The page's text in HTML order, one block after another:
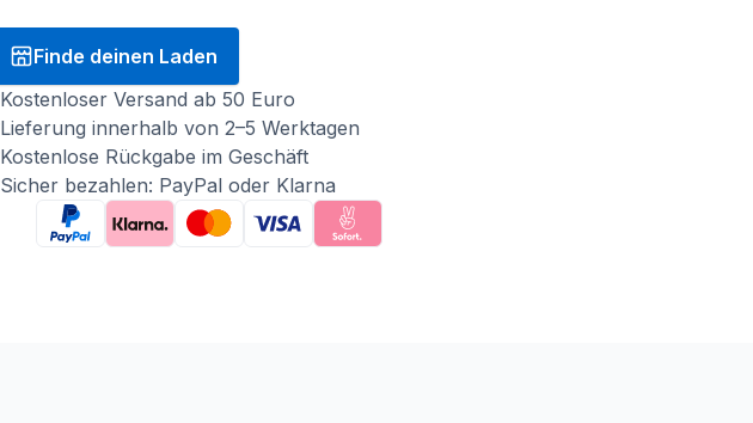
Finde deinen Laden
Kostenloser Versand ab 50 Euro
Lieferung innerhalb von 2–5 Werktagen
Kostenlose Rückgabe im Geschäft
Sicher bezahlen: PayPal oder Klarna